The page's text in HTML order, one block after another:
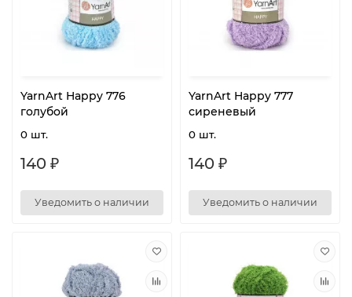
YarnArt Happy 776
голубой
0 шт.
140 ₽
Уведомить о наличии
YarnArt Happy 777
сиреневый
0 шт.
140 ₽
Уведомить о наличии